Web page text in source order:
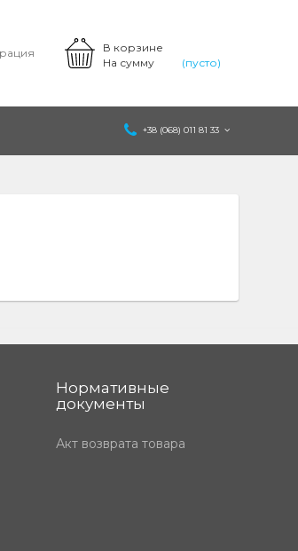
В корзине
На сумму
(пусто)
+38 (068) 011 81 33
Нормативные
документы
Акт возврата товара